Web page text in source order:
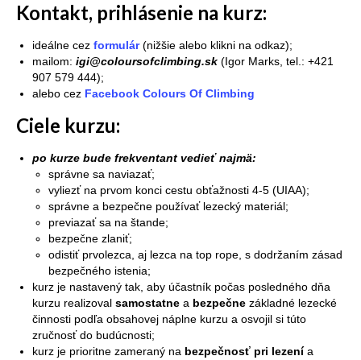
Kontakt, prihlásenie na kurz:
ideálne cez formulár(nižšie alebo klikni na odkaz);
mailom: igi@coloursofclimbing.sk (Igor Marks, tel.: +421
907 579 444);
alebo cez Facebook Colours Of Climbing
Ciele kurzu:
po kurze bude frekventant vedieť najmä:
správne sa naviazať;
vyliezť na prvom konci cestu obťažnosti 4-5 (UIAA);
správne a bezpečne používať lezecký materiál;
previazať sa na štande;
bezpečne zlaniť;
odistiť prvolezca, aj lezca na top rope, s dodržaním zásad
bezpečného istenia;
kurz je nastavený tak, aby účastník počas posledného dňa
kurzu realizoval samostatne a bezpečne základné lezecké
činnosti podľa obsahovej náplne kurzu a osvojil si túto
zručnosť do budúcnosti;
kurz je prioritne zameraný na bezpečnosť pri lezenía